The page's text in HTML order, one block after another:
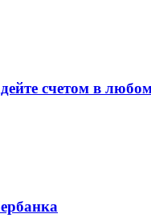
счетом в